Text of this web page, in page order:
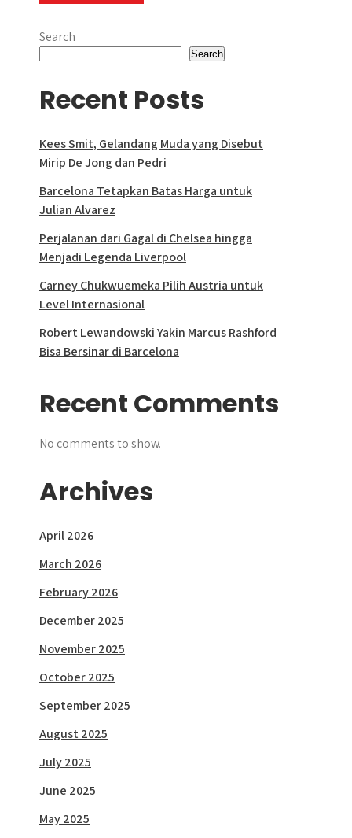
Search
Search
Recent Posts
Kees Smit, Gelandang Muda yang Disebut
Mirip De Jong dan Pedri
Barcelona Tetapkan Batas Harga untuk
Julian Alvarez
Perjalanan dari Gagal di Chelsea hingga
Menjadi Legenda Liverpool
Carney Chukwuemeka Pilih Austria untuk
Level Internasional
Robert Lewandowski Yakin Marcus Rashford
Bisa Bersinar di Barcelona
Recent Comments
No comments to show.
Archives
April 2026
March 2026
February 2026
December 2025
November 2025
October 2025
September 2025
August 2025
July 2025
June 2025
May 2025